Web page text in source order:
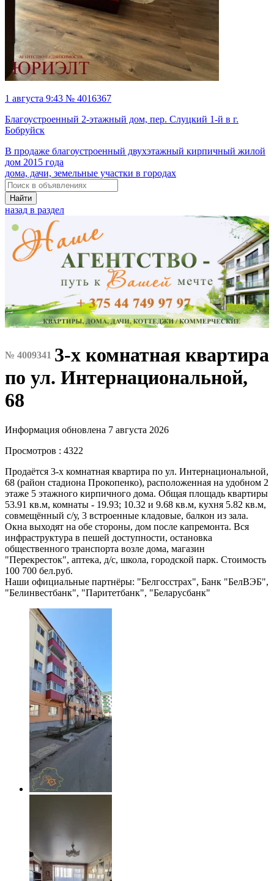
1 августа 9:43 № 4016367
Благоустроенный 2-этажный дом, пер. Слуцкий 1-й в г.
Бобруйск
В продаже благоустроенный двухэтажный кирпичный жилой
дом 2015 года
дома, дачи, земельные участки в городах
Найти
назад в раздел
№ 4009341 3-х комнатная квартира
по ул. Интернациональной,
68
Информация обновлена 7 августа 2026
Просмотров : 4322
Продаётся 3-х комнатная квартира по ул. Интернациональной,
68 (район стадиона Прокопенко), расположенная на удобном 2
этаже 5 этажного кирпичного дома. Общая площадь квартиры
53.91 кв.м, комнаты - 19.93; 10.32 и 9.68 кв.м, кухня 5.82 кв.м,
совмещённый с/у, 3 встроенные кладовые, балкон из зала.
Окна выходят на обе стороны, дом после капремонта. Вся
инфраструктура в пешей доступности, остановка
общественного транспорта возле дома, магазин
"Перекресток", аптека, д/с, школа, городской парк. Стоимость
100 700 бел.руб.
Наши официальные партнёры: "Белгосстрах", Банк "БелВЭБ",
"Белинвестбанк", "Паритетбанк", "Беларусбанк"